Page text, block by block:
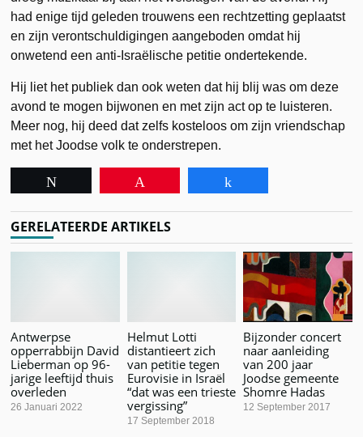
had enige tijd geleden trouwens een rechtzetting geplaatst
en zijn verontschuldigingen aangeboden omdat hij
onwetend een anti-Israëlische petitie ondertekende.
Hij liet het publiek dan ook weten dat hij blij was om deze
avond te mogen bijwonen en met zijn act op te luisteren.
Meer nog, hij deed dat zelfs kosteloos om zijn vriendschap
met het Joodse volk te onderstrepen.
GERELATEERDE ARTIKELS
Antwerpse
opperrabbijn David
Lieberman op 96-
jarige leeftijd thuis
overleden
26 Januari 2022
Helmut Lotti
distantieert zich
van petitie tegen
Eurovisie in Israël
“dat was een trieste
vergissing”
17 September 2018
Bijzonder concert
naar aanleiding
van 200 jaar
Joodse gemeente
Shomre Hadas
12 September 2017